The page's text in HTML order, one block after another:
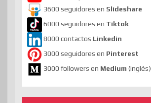
3600 seguidores en Slideshare
6000 seguidores en Tiktok
8000 contactos Linkedin
3000 seguidores en Pinterest
3000 followers en Medium (inglés)